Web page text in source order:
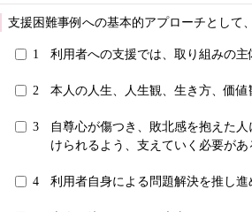
支援困難事例への基本的アプローチとして
1 利用者への支援では、取り組みの
2 本人の人生、人生観、生き方、価
3
自尊心が傷つき、敗北感を抱えた
けられるよう、支えていく必要があ
4 利用者自身による問題解決を推し